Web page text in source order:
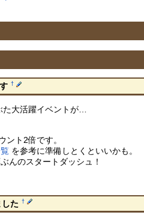
†
た大活躍イベントが…
ント2倍です。
を参考に準備しとくといいかも。
んのスタートダッシュ！
た †